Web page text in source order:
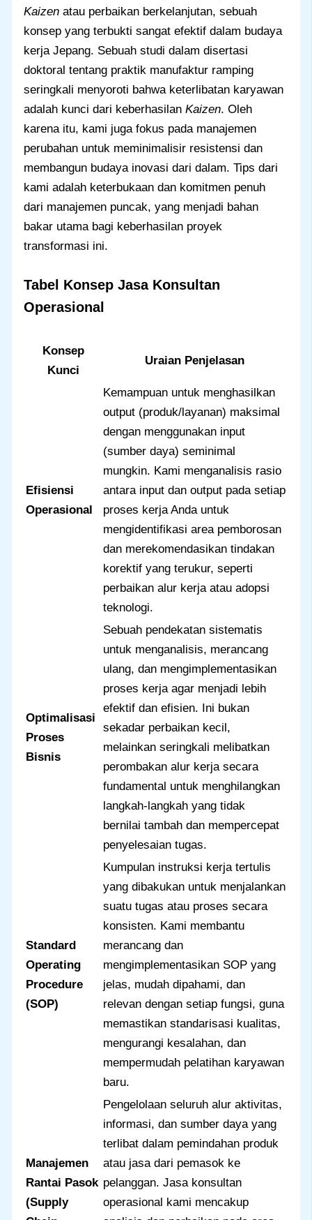
Kaizen atau perbaikan berkelanjutan, sebuah
konsep yang terbukti sangat efektif dalam budaya
kerja Jepang. Sebuah studi dalam disertasi
doktoral tentang praktik manufaktur ramping
seringkali menyoroti bahwa keterlibatan karyawan
adalah kunci dari keberhasilanKaizen. Oleh
karena itu, kami juga fokus pada manajemen
perubahan untuk meminimalisir resistensi dan
membangun budaya inovasi dari dalam. Tips dari
kami adalah keterbukaan dan komitmen penuh
dari manajemen puncak, yang menjadi bahan
bakar utama bagi keberhasilan proyek
transformasi ini.
Tabel Konsep Jasa Konsultan
Operasional
Konsep
Kunci
Uraian Penjelasan
Efisiensi
Operasional
Kemampuan untuk menghasilkan
output (produk/layanan) maksimal
dengan menggunakan input
(sumber daya) seminimal
mungkin. Kami menganalisis rasio
antara input dan output pada setiap
proses kerja Anda untuk
mengidentifikasi area pemborosan
dan merekomendasikan tindakan
korektif yang terukur, seperti
perbaikan alur kerja atau adopsi
teknologi.
Optimalisasi
Proses
Bisnis
Sebuah pendekatan sistematis
untuk menganalisis, merancang
ulang, dan mengimplementasikan
proses kerja agar menjadi lebih
efektif dan efisien. Ini bukan
sekadar perbaikan kecil,
melainkan seringkali melibatkan
perombakan alur kerja secara
fundamental untuk menghilangkan
langkah-langkah yang tidak
bernilai tambah dan mempercepat
penyelesaian tugas.
Standard
Operating
Procedure
(SOP)
Kumpulan instruksi kerja tertulis
yang dibakukan untuk menjalankan
suatu tugas atau proses secara
konsisten. Kami membantu
merancang dan
mengimplementasikan SOP yang
jelas, mudah dipahami, dan
relevan dengan setiap fungsi, guna
memastikan standarisasi kualitas,
mengurangi kesalahan, dan
mempermudah pelatihan karyawan
baru.
Manajemen
Rantai Pasok
(Supply
Pengelolaan seluruh alur aktivitas,
informasi, dan sumber daya yang
terlibat dalam pemindahan produk
atau jasa dari pemasok ke
pelanggan. Jasa konsultan
operasional kami mencakup